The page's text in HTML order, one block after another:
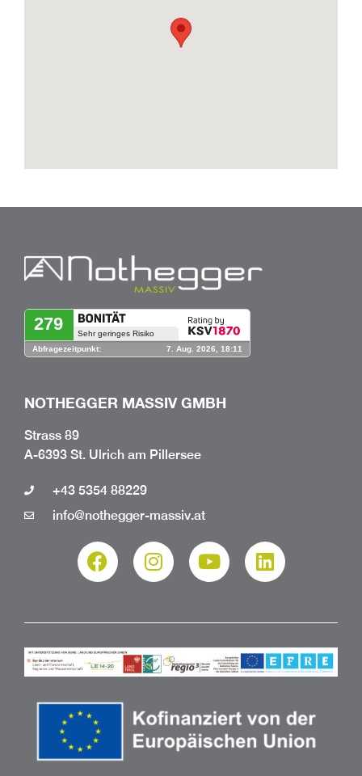
NOTHEGGER MASSIV GMBH
Strass 89
A-6393 St. Ulrich am Pillersee
+43 5354 88229
info@nothegger-massiv.at